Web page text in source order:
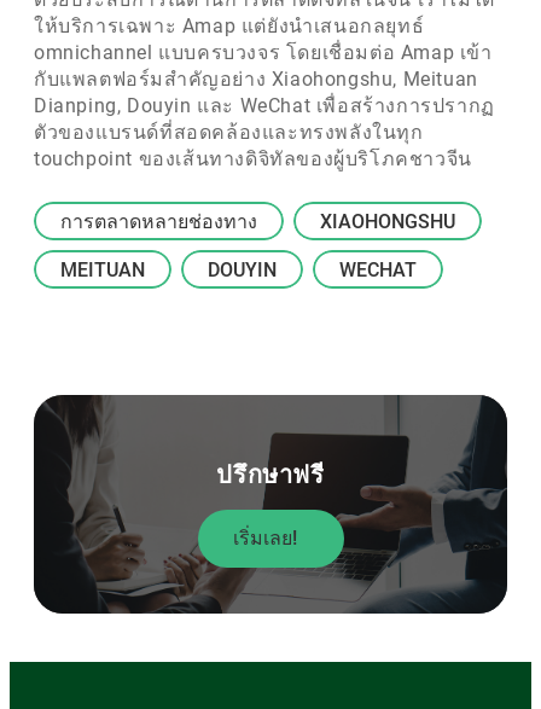
ให้บริการเฉพาะ Amap แต่ยังนำเสนอกลยุทธ์
omnichannel แบบครบวงจร โดยเชื่อมต่อ Amap เข้า
กับแพลตฟอร์มสำคัญอย่าง Xiaohongshu, Meituan
Dianping, Douyin และ WeChat เพื่อสร้างการปรากฏ
ตัวของแบรนด์ที่สอดคล้องและทรงพลังในทุก
touchpoint ของเส้นทางดิจิทัลของผู้บริโภคชาวจีน
การตลาดหลายช่องทาง XIAOHONGSHU
MEITUAN DOUYIN WECHAT
ปรึกษาฟรี
เริ่มเลย!